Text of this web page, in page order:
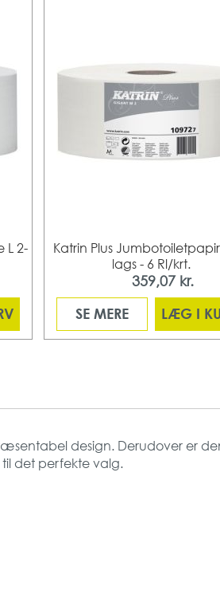
L 2-
Katrin Plus
lags - 6 Rl/krt.
359,07 kr.
SE MERE
LÆG I
design. Derudover er
det perfekte valg.